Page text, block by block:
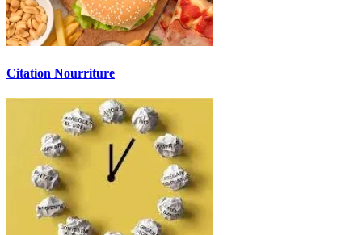
Citation Nourriture